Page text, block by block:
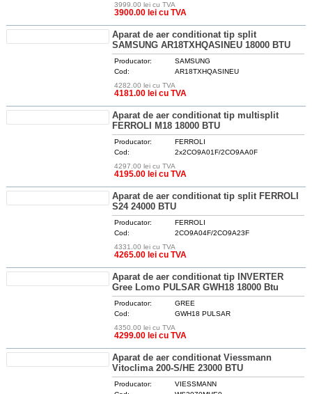
3999.00 lei cu TVA
3900.00 lei cu TVA
Aparat de aer conditionat tip split
SAMSUNG AR18TXHQASINEU 18000 BTU
Producator:
SAMSUNG
Cod:
AR18TXHQASINEU
4282.00 lei cu TVA
4181.00 lei cu TVA
Aparat de aer conditionat tip multisplit
FERROLI M18 18000 BTU
Producator:
FERROLI
Cod:
2x2CO9A01F/2CO9AA0F
4297.00 lei cu TVA
4195.00 lei cu TVA
Aparat de aer conditionat tip split FERROLI
S24 24000 BTU
Producator:
FERROLI
Cod:
2CO9A04F/2CO9A23F
4331.00 lei cu TVA
4265.00 lei cu TVA
Aparat de aer conditionat tip INVERTER
Gree Lomo PULSAR GWH18 18000 Btu
Producator:
GREE
Cod:
GWH18 PULSAR
4350.00 lei cu TVA
4299.00 lei cu TVA
Aparat de aer conditionat Viessmann
Vitoclima 200-S/HE 23000 BTU
Producator:
VIESSMANN